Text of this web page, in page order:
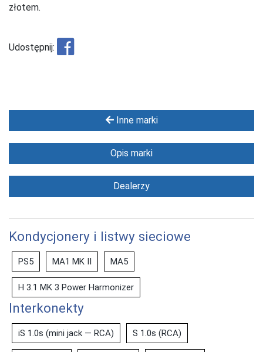
Inne marki
Opis marki
Dealerzy
Kondycjonery i listwy sieciowe
PS5 MA1 MK II MA5
H 3.1 MK 3 Power Harmonizer
Interkonekty
iS 1.0s (mini jack — RCA) S 1.0s (RCA)
złotem.
Udostępnij: